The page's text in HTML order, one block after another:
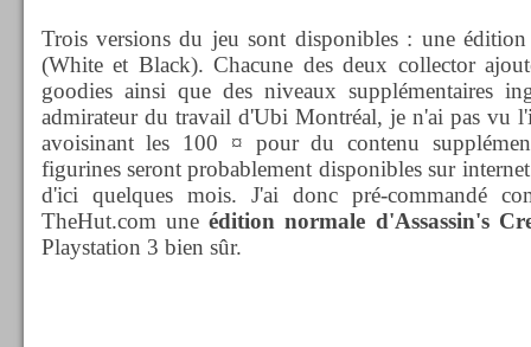
Trois versions du jeu sont disponibles : une
(White et Black). Chacune des deux collector
goodies ainsi que des niveaux supplémentaires
admirateur du travail d'Ubi Montréal, je n'ai pas vu
avoisinant les 100 ¤ pour du contenu
figurines seront probablement disponibles sur
d'ici quelques mois. J'ai donc pré-commandé
TheHut.com uneédition normale d'Assassin's
Playstation 3 bien sûr.